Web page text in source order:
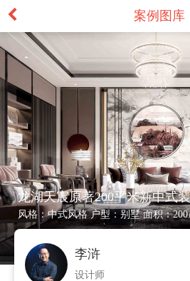
案例图库
龙湖天宸原著200平米新中式
风格：中式风格 户型： 别墅 面积：
李浒
设计师